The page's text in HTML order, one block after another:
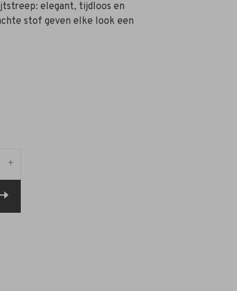
elegant, tijdloos en
stof geven elke look een
+